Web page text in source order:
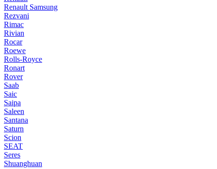
Renault Samsung
Rezvani
Rimac
Rivian
Rocar
Roewe
Rolls-Royce
Ronart
Rover
Saab
Saic
Saipa
Saleen
Santana
Saturn
Scion
SEAT
Seres
Shuanghuan